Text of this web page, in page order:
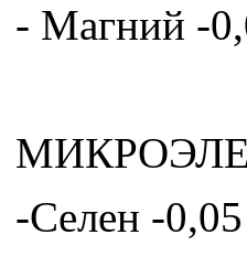
- Магний -
-Селен -